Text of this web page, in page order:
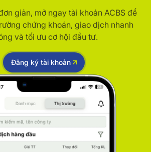
giản, mở ngay tài khoản ACBS để
chứng khoán, giao dịch nhanh
và tối ưu cơ hội đầu tư.
Đăng ký tài khoản